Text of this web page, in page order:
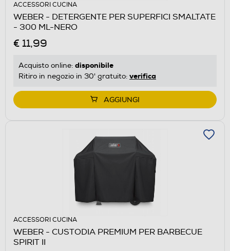
ACCESSORI CUCINA
WEBER - DETERGENTE PER SUPERFICI SMALTATE
- 300 ML-NERO
€ 11,99
Acquisto online: disponibile
Ritiro in negozio in 30' gratuito: verifica
AGGIUNGI
ACCESSORI CUCINA
WEBER - CUSTODIA PREMIUM PER BARBECUE
SPIRIT II